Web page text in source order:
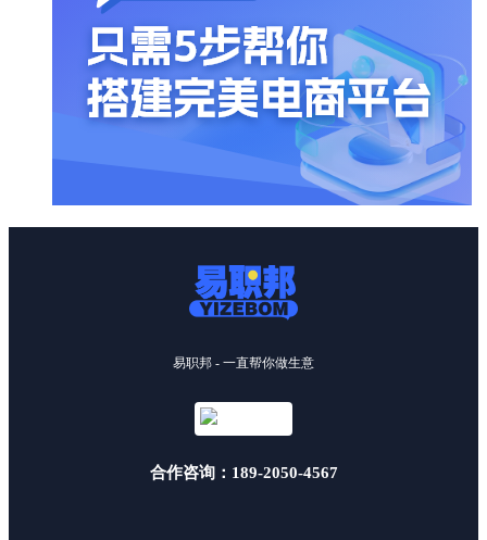
易职邦 - 一直帮你做生意
合作咨询：189-2050-4567